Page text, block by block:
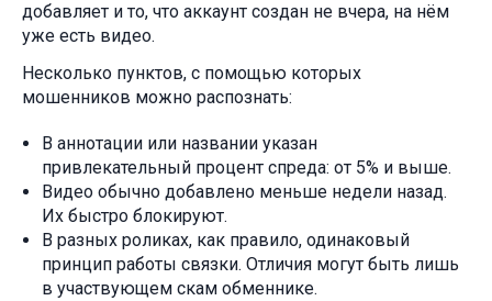
добавляет и то, что аккаунт создан не вчера, на нём
уже есть видео.
Несколько пунктов, с помощью которых
мошенников можно распознать:
В аннотации или названии указан
привлекательный процент спреда: от 5% и выше.
Видео обычно добавлено меньше недели назад.
Их быстро блокируют.
В разных роликах, как правило, одинаковый
принцип работы связки. Отличия могут быть лишь
в участвующем скам обменнике.